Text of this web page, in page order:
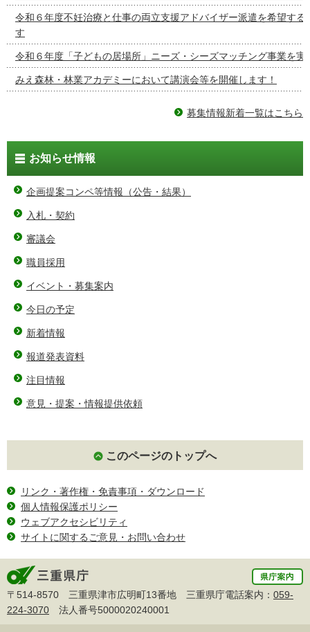
令和６年度不妊治療と仕事の両立支援アドバイザー派遣を希望する
す
令和６年度「子どもの居場所」ニーズ・シーズマッチング事業を実
みえ森林・林業アカデミーにおいて講演会等を開催します！
募集情報新着一覧はこちら
お知らせ情報
企画提案コンペ等情報（公告・結果）
入札・契約
審議会
職員採用
イベント・募集案内
今日の予定
新着情報
報道発表資料
注目情報
意見・提案・情報提供依頼
このページのトップへ
リンク・著作権・免責事項・ダウンロード
個人情報保護ポリシー
ウェブアクセシビリティ
サイトに関するご意見・お問い合わせ
〒514-8570 三重県津市広明町13番地 三重県庁電話案内： 059-
224-3070 法人番号5000020240001